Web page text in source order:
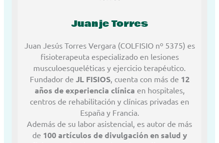
Juanje Torres
Juan Jesús Torres Vergara (COLFISIO nº 5375) es
fisioterapeuta especializado en lesiones
musculoesqueléticas y ejercicio terapéutico.
Fundador de JL FISIOS, cuenta con más de 12
años de experiencia clínica en hospitales,
centros de rehabilitación y clínicas privadas en
España y Francia.
Además de su labor asistencial, es autor de más
de 100 artículos de divulgación en salud y